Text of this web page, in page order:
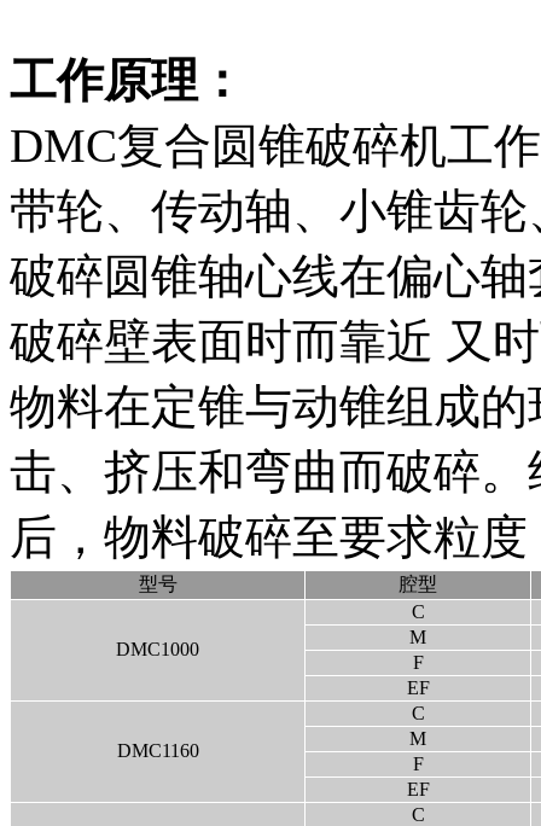
工作原理：
DMC复合圆锥破碎机工
带轮、传动轴、小锥齿
破碎圆锥轴心线在偏心
破碎壁表面时而靠近 又
物料在定锥与动锥组成
击、挤压和弯曲而破碎
后，物料破碎至要求粒
型号 腔型
DMC1000
C
M
F
EF
DMC1160
C
M
F
EF
C